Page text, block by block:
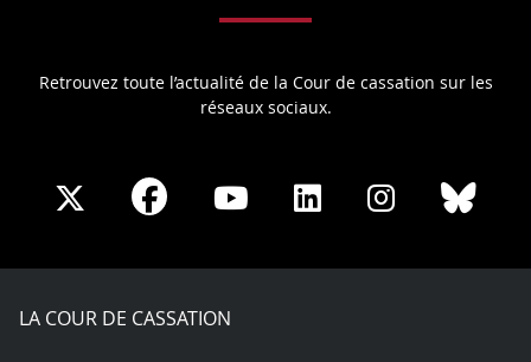
Retrouvez toute l’actualité de la Cour de cassation sur les
réseaux sociaux.
Share
X
Share
Facebook
Share
Youtube
Share
LinkedIn
Share
Instagram
LA COUR DE CASSATION